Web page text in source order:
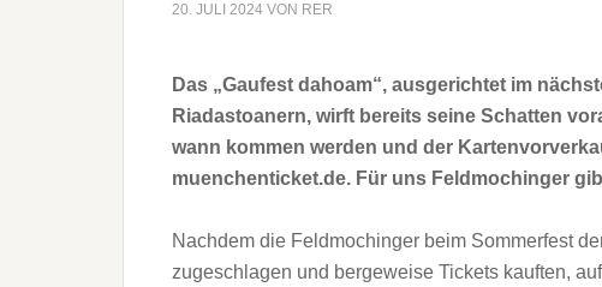
20. JULI 2024 VON RER
Das „Gaufest dahoam“, ausgerichtet im
Riadastoanern, wirft bereits seine Schatten
wann kommen werden und der
muenchenticket.de. Für uns Feldmochinger
Nachdem die Feldmochinger beim Sommerfest
zugeschlagen und bergeweise Tickets kauften,